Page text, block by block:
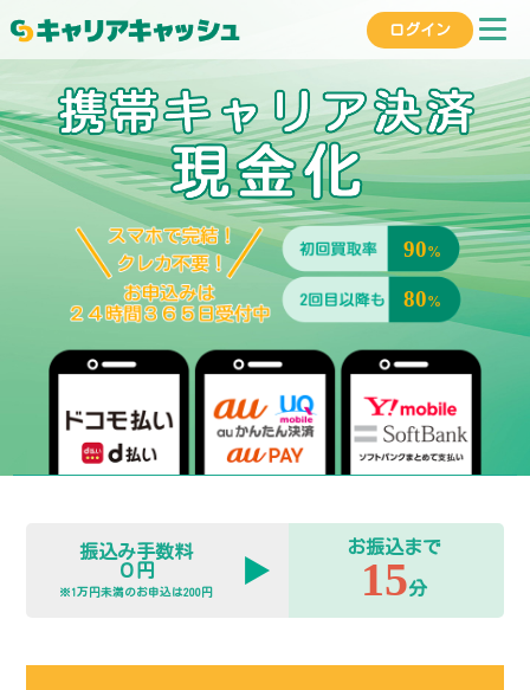
ログイン
90%
80%
振込み手数料
０円
※1万円未満のお申込は200円
お振込まで
15分